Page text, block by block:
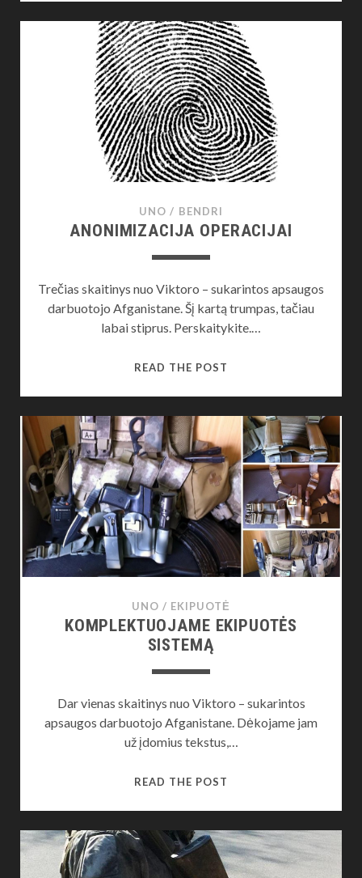
APŽVALGA
UNO / BENDRI
ANONIMIZACIJA OPERACIJAI
Trečias skaitinys nuo Viktoro – sukarintos apsaugos
darbuotojo Afganistane. Šį kartą trumpas, tačiau
labai stiprus. Perskaitykite.…
READ THE POST
UNO / EKIPUOTĖ
KOMPLEKTUOJAME EKIPUOTĖS
SISTEMĄ
Dar vienas skaitinys nuo Viktoro – sukarintos
apsaugos darbuotojo Afganistane. Dėkojame jam
už įdomius tekstus,…
READ THE POST